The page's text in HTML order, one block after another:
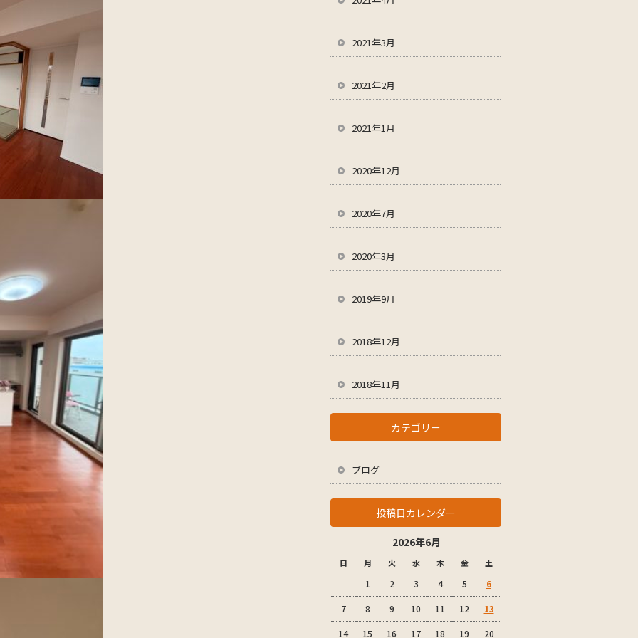
2021年3月
2021年2月
2021年1月
2020年12月
2020年7月
2020年3月
2019年9月
2018年12月
2018年11月
カテゴリー
ブログ
投稿日カレンダー
2026年6月
日 月 火 水 木 金 土
1 2 3 4 5 6
7 8 9 10 11 12 13
14 15 16 17 18 19 20